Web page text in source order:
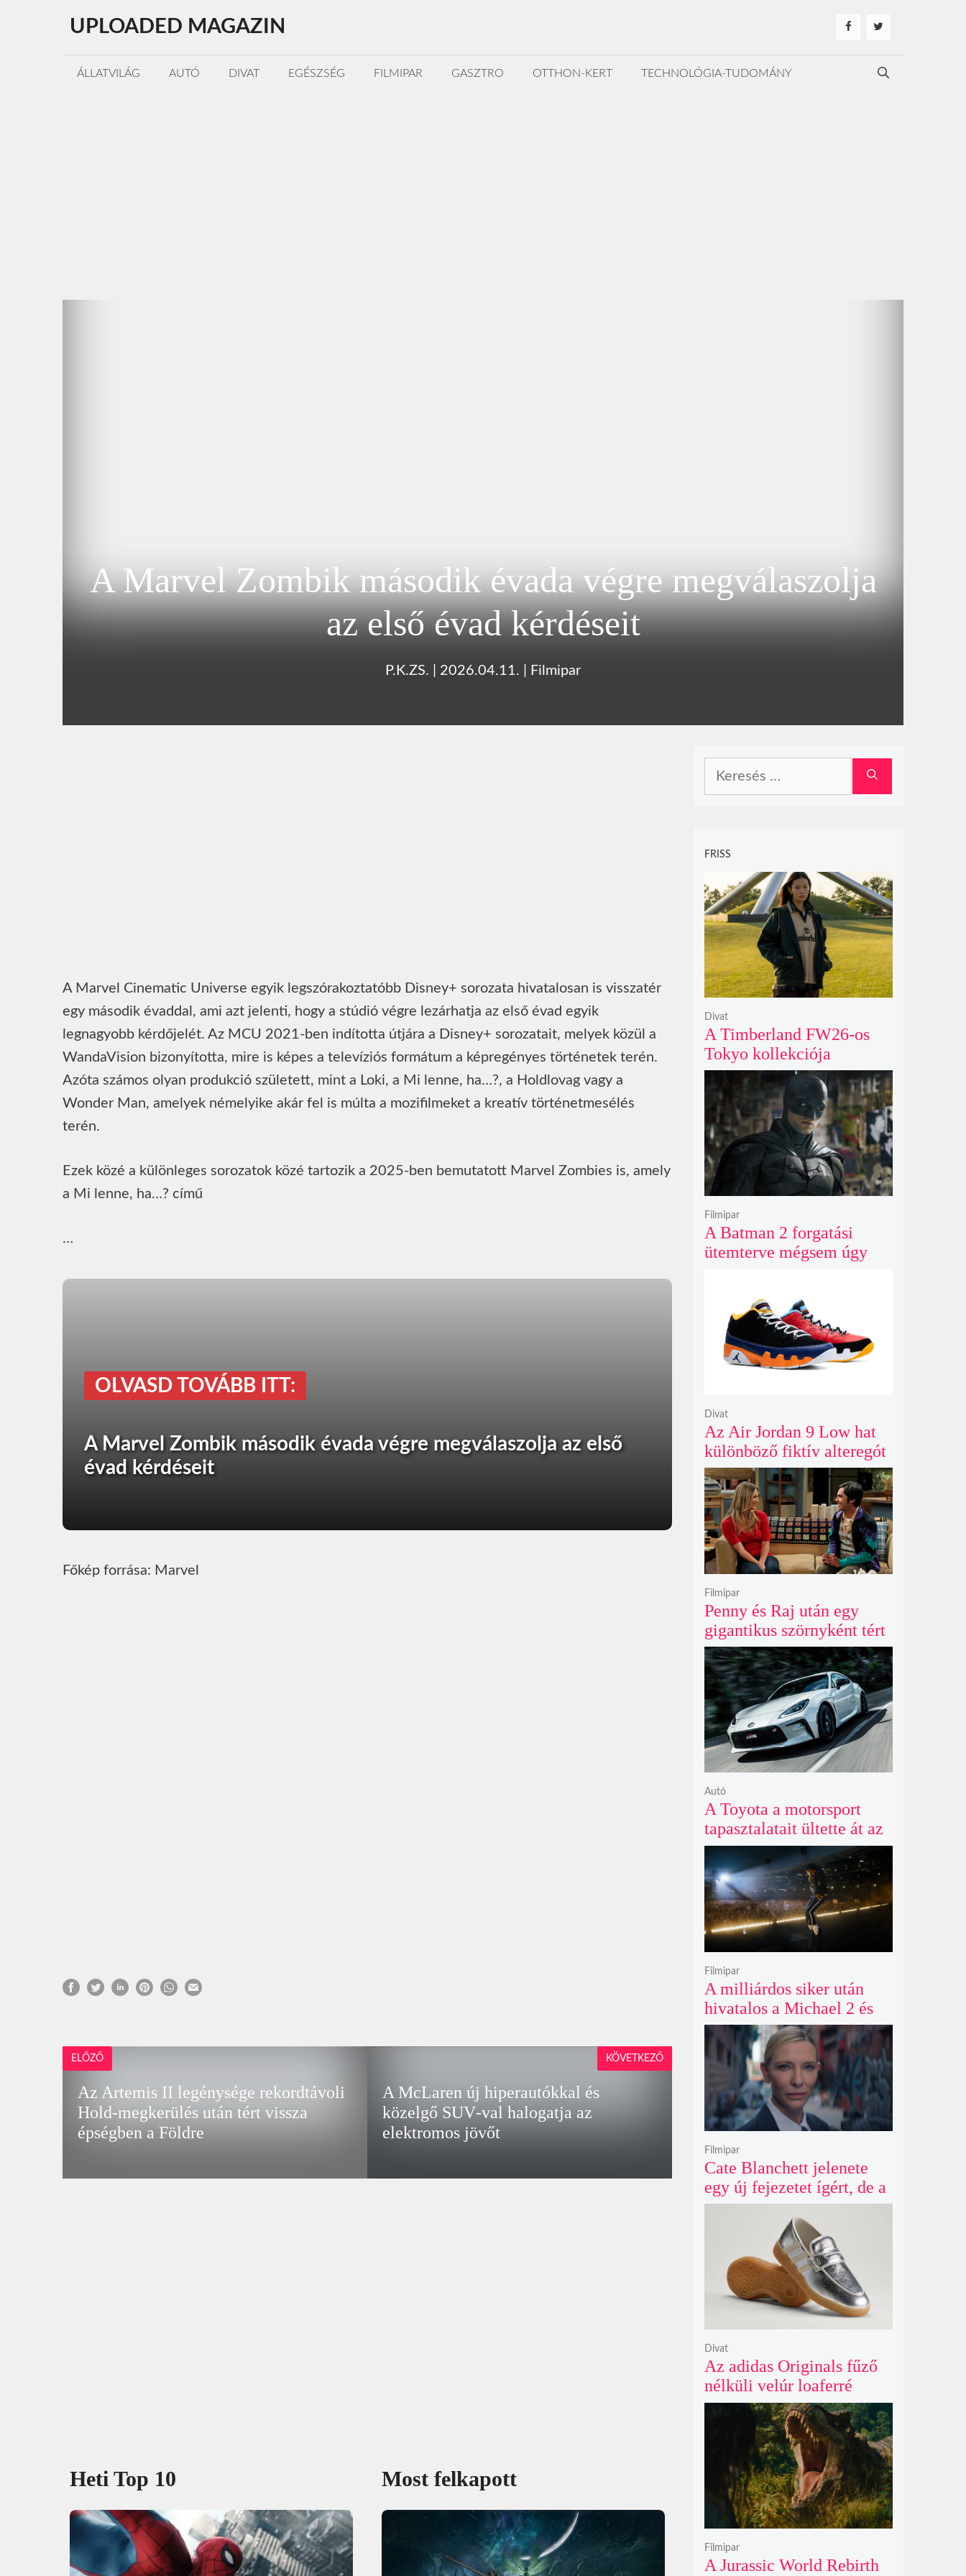
tartalomba
UPLOADED MAGAZIN
ÁLLATVILÁG AUTÓ DIVAT EGÉSZSÉG FILMIPAR GASZTRO OTTHON-KERT TECHNOLÓGIA-TUDOMÁNY
A Marvel Zombik második évada végre megválaszolja
az első évad kérdéseit
P.K.ZS. 2026.04.11. Filmipar
A Marvel Cinematic Universe egyik legszórakoztatóbb Disney+ sorozata hivatalosan is visszatér
egy második évaddal, ami azt jelenti, hogy a stúdió végre lezárhatja az első évad egyik
legnagyobb kérdőjelét. Az MCU 2021-ben indította útjára a Disney+ sorozatait, melyek közül a
WandaVision bizonyította, mire is képes a televíziós formátum a képregényes történetek terén.
Azóta számos olyan produkció született, mint a Loki, a Mi lenne, ha…?, a Holdlovag vagy a
Wonder Man, amelyek némelyike akár fel is múlta a mozifilmeket a kreatív történetmesélés
terén.
Ezek közé a különleges sorozatok közé tartozik a 2025-ben bemutatott Marvel Zombies is, amely
a Mi lenne, ha…? című
…
OLVASD TOVÁBB ITT:
A Marvel Zombik második évada végre megválaszolja az első
évad kérdéseit
Főkép forrása: Marvel
ELŐZŐ
Az Artemis II legénysége rekordtávoli
Hold-megkerülés után tért vissza
épségben a Földre
A McLaren új hiperautókkal és
közelgő SUV‑val halogatja az
elektromos jövőt
KÖVETKEZŐ
Heti Top 10 Most felkapott
FRISS
A Timberland FW26-os
Tokyo kollekciója
flanellel, kordbársonnyal
és bőrrel gondolja újra az
időtlen örökséget
Divat
A Batman 2 forgatási
ütemterve mégsem úgy
Filmipar
Az Air Jordan 9 Low hat
különböző fiktív alteregót
gyúr egyetlen őrült
dizájnba
Divat
Penny és Raj után egy
gigantikus szörnyként tért
vissza valaki az
Agymenők legújabb spin-
offjában
Filmipar
A Toyota a motorsport
tapasztalatait ültette át az
új GR86 vezethetőségébe
és biztonságába
Autó
A milliárdos siker után
hivatalos a Michael 2 és
már a bemutató éve is
megvan
Filmipar
Cate Blanchett jelenete
egy új fejezetet ígért, de a
Netflix törölte David
Fincher Squid Game
Filmipar
Az adidas Originals fűző
nélküli velúr loaferré
alakította a legendás
Handball Spezial modellt
Divat
A Jurassic World Rebirth
Filmipar